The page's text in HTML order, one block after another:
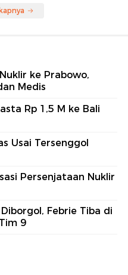
ke Prabowo,
Medis
Rp 1,5 M ke Bali
Usai Tersenggol
Persenjataan Nuklir
Febrie Tiba di
9